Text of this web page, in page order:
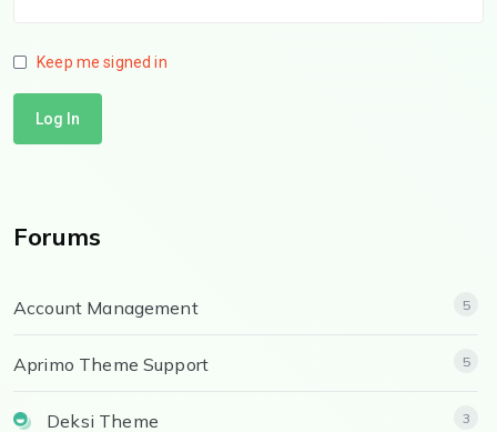
Keep me signed in
Log In
Forums
Account Management 5
Aprimo Theme Support 5
Deksi Theme 3